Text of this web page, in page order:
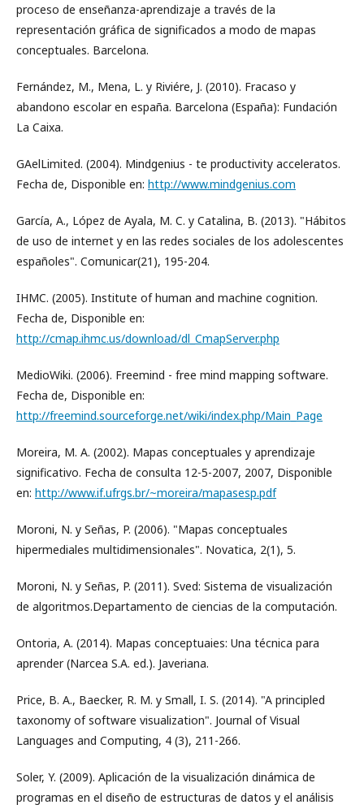
proceso de enseñanza-aprendizaje a través de la
representación gráfica de significados a modo de mapas
conceptuales. Barcelona.
Fernández, M., Mena, L. y Riviére, J. (2010). Fracaso y
abandono escolar en españa. Barcelona (España): Fundación
La Caixa.
GAelLimited. (2004). Mindgenius - te productivity acceleratos.
Fecha de, Disponible en: http://www.mindgenius.com
García, A., López de Ayala, M. C. y Catalina, B. (2013). "Hábitos
de uso de internet y en las redes sociales de los adolescentes
españoles". Comunicar(21), 195-204.
IHMC. (2005). Institute of human and machine cognition.
Fecha de, Disponible en:
http://cmap.ihmc.us/download/dl_CmapServer.php
MedioWiki. (2006). Freemind - free mind mapping software.
Fecha de, Disponible en:
http://freemind.sourceforge.net/wiki/index.php/Main_Page
Moreira, M. A. (2002). Mapas conceptuales y aprendizaje
significativo. Fecha de consulta 12-5-2007, 2007, Disponible
en: http://www.if.ufrgs.br/~moreira/mapasesp.pdf
Moroni, N. y Señas, P. (2006). "Mapas conceptuales
hipermediales multidimensionales". Novatica, 2(1), 5.
Moroni, N. y Señas, P. (2011). Sved: Sistema de visualización
de algoritmos.Departamento de ciencias de la computación.
Ontoria, A. (2014). Mapas conceptuaies: Una técnica para
aprender (Narcea S.A. ed.). Javeriana.
Price, B. A., Baecker, R. M. y Small, I. S. (2014). "A principled
taxonomy of software visualization". Journal of Visual
Languages and Computing, 4 (3), 211-266.
Soler, Y. (2009). Aplicación de la visualización dinámica de
programas en el diseño de estructuras de datos y el análisis